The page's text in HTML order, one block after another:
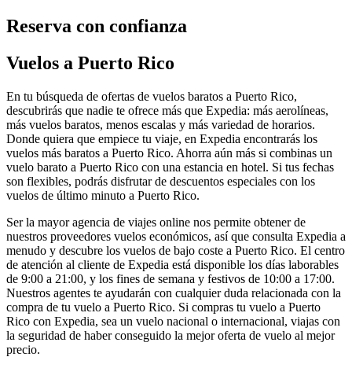
Reserva con confianza
Vuelos a Puerto Rico
En tu búsqueda de ofertas de vuelos baratos a Puerto Rico,
descubrirás que nadie te ofrece más que Expedia: más aerolíneas,
más vuelos baratos, menos escalas y más variedad de horarios.
Donde quiera que empiece tu viaje, en Expedia encontrarás los
vuelos más baratos a Puerto Rico. Ahorra aún más si combinas un
vuelo barato a Puerto Rico con una estancia en hotel. Si tus fechas
son flexibles, podrás disfrutar de descuentos especiales con los
vuelos de último minuto a Puerto Rico.
Ser la mayor agencia de viajes online nos permite obtener de
nuestros proveedores vuelos económicos, así que consulta Expedia a
menudo y descubre los vuelos de bajo coste a Puerto Rico. El centro
de atención al cliente de Expedia está disponible los días laborables
de 9:00 a 21:00, y los fines de semana y festivos de 10:00 a 17:00.
Nuestros agentes te ayudarán con cualquier duda relacionada con la
compra de tu vuelo a Puerto Rico. Si compras tu vuelo a Puerto
Rico con Expedia, sea un vuelo nacional o internacional, viajas con
la seguridad de haber conseguido la mejor oferta de vuelo al mejor
precio.